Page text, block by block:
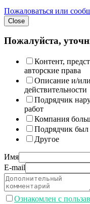
Пожаловаться или
Close
Пожалуйста,
Контент,
авторские права
Описание и/
действительности
Подрядчик
работ
Компания
Подрядчик был
Другое
Имя
E-mail
Ознакомлен с